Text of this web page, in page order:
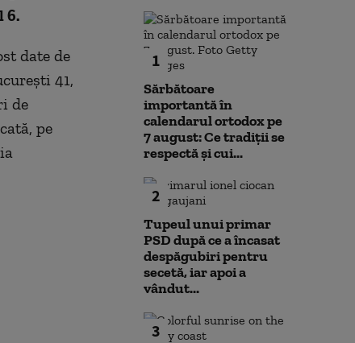
6.
date de
41,
de
pe
1
Sărbătoare
importantă în
calendarul ortodox pe
7 august: Ce tradiții se
respectă și cui...
2
Tupeul unui primar
PSD după ce a încasat
despăgubiri pentru
secetă, iar apoi a
vândut...
3